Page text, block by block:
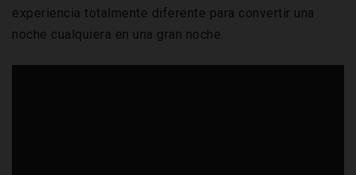
experiencia totalmente diferente para convertir una
noche cualquiera en una gran noche.